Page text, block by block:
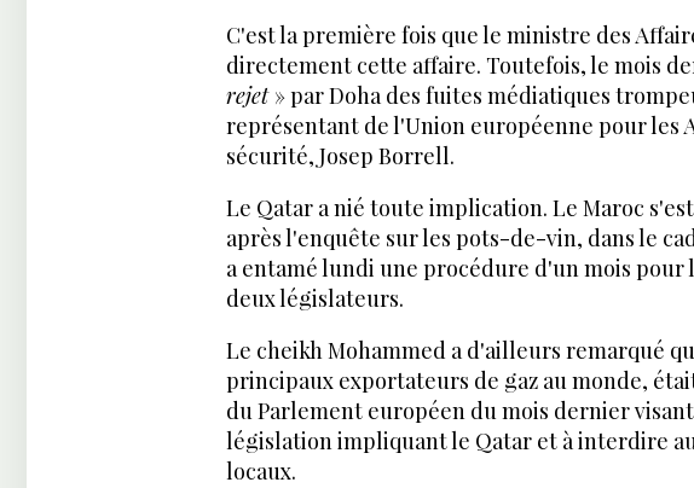
C'est la première fois que le ministre des
directement cette affaire. Toutefois, le mois
rejet » par Doha des fuites médiatiques
représentant de l'Union européenne pour les
sécurité, Josep Borrell.
Le Qatar a nié toute implication. Le Maroc
après l'enquête sur les pots-de-vin, dans le
a entamé lundi une procédure d'un mois
deux législateurs.
Le cheikh Mohammed a d'ailleurs remarqué
principaux exportateurs de gaz au monde,
du Parlement européen du mois dernier
législation impliquant le Qatar et à interdire
locaux.